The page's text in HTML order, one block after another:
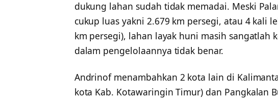
dukung lahan sudah tidak memadai. Meski
cukup luas yakni 2.679 km persegi, atau 4 kali
km persegi), lahan layak huni masih sangatlah
dalam pengelolaannya tidak benar.
Andrinof menambahkan 2 kota lain di
kota Kab. Kotawaringin Timur) dan Pangkalan